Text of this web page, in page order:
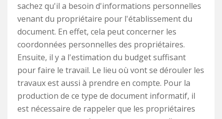
sachez qu'il a besoin d'informations personnelles
venant du propriétaire pour l'établissement du
document. En effet, cela peut concerner les
coordonnées personnelles des propriétaires.
Ensuite, il y a l'estimation du budget suffisant
pour faire le travail. Le lieu où vont se dérouler les
travaux est aussi à prendre en compte. Pour la
production de ce type de document informatif, il
est nécessaire de rappeler que les propriétaires